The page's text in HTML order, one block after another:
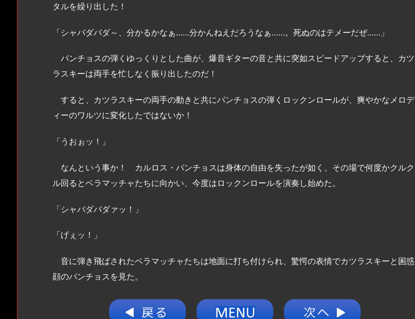
タルを繰り出した！
「シャバダバダ～、分かるかなぁ……分かんねえだろうなぁ……。死ぬのはテメーだぜ……」
パンチョスの弾くゆっくりとした曲が、爆音ギターの音と共に突如スピードアップすると、カツ
ラスキーは両手を忙しなく振り出したのだ！
すると、カツラスキーの両手の動きと共にパンチョスの弾くロックンロールが、爽やかなメロデ
ィーのワルツに変化したではないか！
「うおぉッ！」
なんという事か！ カルロス・パンチョスは身体の自由を失ったが如く、その場で何度かクルク
ル回るとベラマッチャたちに向かい、今度はロックンロールを演奏し始めた。
「シャバダバダァッ！」
「げぇッ！」
音に弾き飛ばされたベラマッチャたちは地面に打ち付けられ、驚愕の表情でカツラスキーと困惑
顔のパンチョスを見た。